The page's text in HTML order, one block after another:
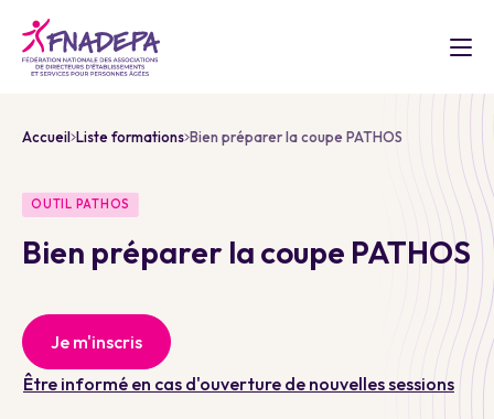
Accueil Liste formations Bien préparer la coupe PATHOS
OUTIL PATHOS
Bien préparer la coupe PATHOS
Je m'inscris
Être informé en cas d'ouverture de nouvelles sessions